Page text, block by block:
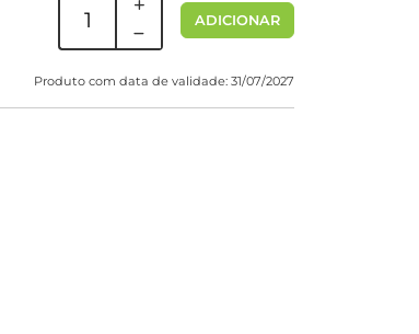
ADICIONAR
Produto com data de validade: 31/07/2027